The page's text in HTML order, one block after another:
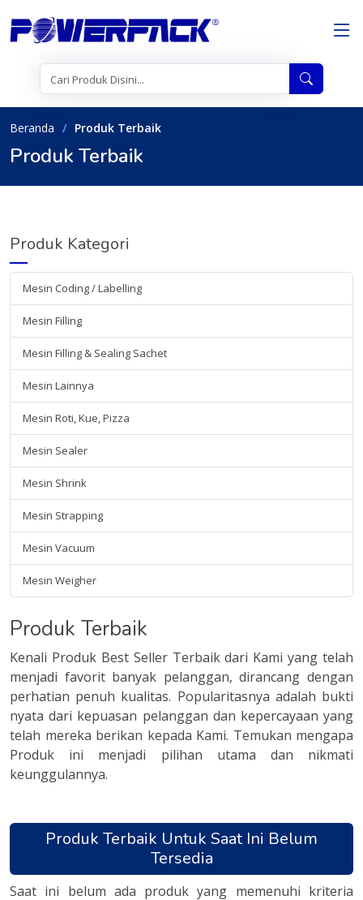
Beranda Produk Terbaik
Produk Terbaik
Produk Kategori
Mesin Coding / Labelling
Mesin Filling
Mesin Filling & Sealing Sachet
Mesin Lainnya
Mesin Roti, Kue, Pizza
Mesin Sealer
Mesin Shrink
Mesin Strapping
Mesin Vacuum
Mesin Weigher
Produk Terbaik
Kenali Produk Best Seller Terbaik dari Kami yang telah
menjadi favorit banyak pelanggan, dirancang dengan
perhatian penuh kualitas. Popularitasnya adalah bukti
nyata dari kepuasan pelanggan dan kepercayaan yang
telah mereka berikan kepada Kami. Temukan mengapa
Produk ini menjadi pilihan utama dan nikmati
keunggulannya.
Produk Terbaik Untuk Saat Ini Belum
Tersedia
Saat ini belum ada produk yang memenuhi kriteria